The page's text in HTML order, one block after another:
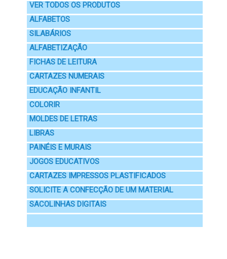
VER TODOS OS PRODUTOS
ALFABETOS
SILABÁRIOS
ALFABETIZAÇÃO
FICHAS DE LEITURA
CARTAZES NUMERAIS
EDUCAÇÃO INFANTIL
COLORIR
MOLDES DE LETRAS
LIBRAS
PAINÉIS E MURAIS
JOGOS EDUCATIVOS
CARTAZES IMPRESSOS PLASTIFICADOS
SOLICITE A CONFECÇÃO DE UM MATERIAL
SACOLINHAS DIGITAIS